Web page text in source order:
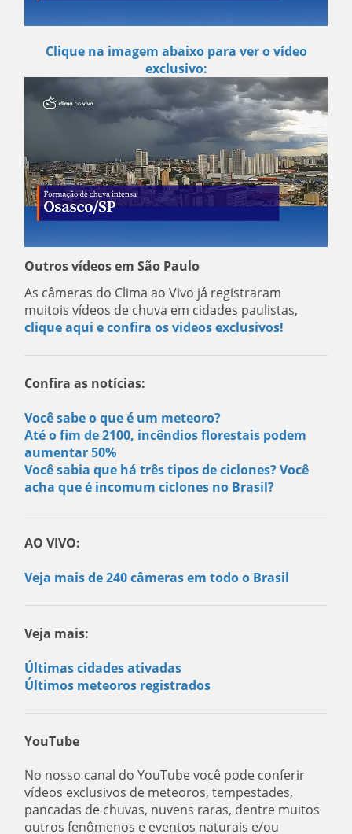
Clique na imagem abaixo para ver o vídeo
exclusivo:
Outros vídeos em São Paulo
As câmeras do Clima ao Vivo já registraram
muitois vídeos de chuva em cidades paulistas,
clique aqui e confira os videos exclusivos!
Confira as notícias:
Você sabe o que é um meteoro?
Até o fim de 2100, incêndios florestais podem
aumentar 50%
Você sabia que há três tipos de ciclones? Você
acha que é incomum ciclones no Brasil?
AO VIVO:
Veja mais de 240 câmeras em todo o Brasil
Veja mais:
Últimas cidades ativadas
Últimos meteoros registrados
YouTube
No nosso canal do YouTube você pode conferir
vídeos exclusivos de meteoros, tempestades,
pancadas de chuvas, nuvens raras, dentre muitos
outros fenômenos e eventos naturais e/ou